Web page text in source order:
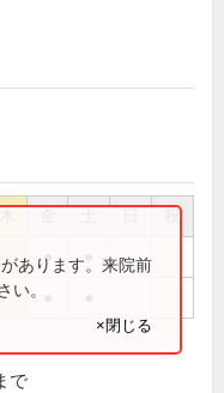
祝
●
あります。来院前
い。
×閉じる
で